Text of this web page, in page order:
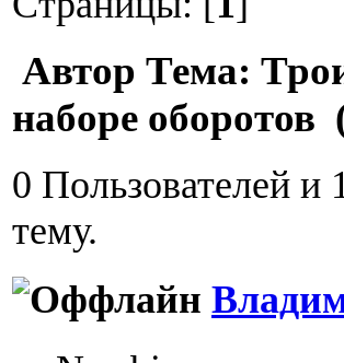
Автор Тема:
наборе оборотов
0 Пользователей и
тему.